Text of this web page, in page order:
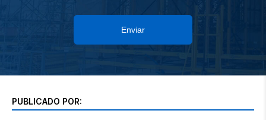
Enviar
PUBLICADO POR: